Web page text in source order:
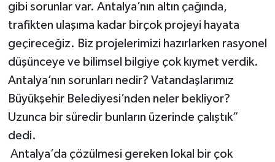
gibi sorunlar var. Antalya’nın altın çağında,
trafikten ulaşıma kadar birçok projeyi hayata
geçireceğiz. Biz projelerimizi hazırlarken rasyonel
düşünceye ve bilimsel bilgiye çok kıymet verdik.
Antalya’nın sorunları nedir? Vatandaşlarımız
Büyükşehir Belediyesi’nden neler bekliyor?
Uzunca bir süredir bunların üzerinde çalıştık”
dedi.
Antalya’da çözülmesi gereken lokal bir çok